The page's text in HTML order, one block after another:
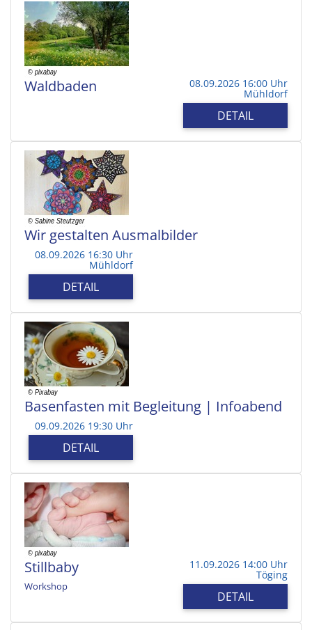
Waldbaden 08.09.2026 16:00 Uhr
Mühldorf
DETAIL
Wir gestalten Ausmalbilder
08.09.2026 16:30 Uhr
Mühldorf
DETAIL
Basenfasten mit Begleitung | Infoabend
09.09.2026 19:30 Uhr
DETAIL
Stillbaby
Workshop
11.09.2026 14:00 Uhr
Töging
DETAIL